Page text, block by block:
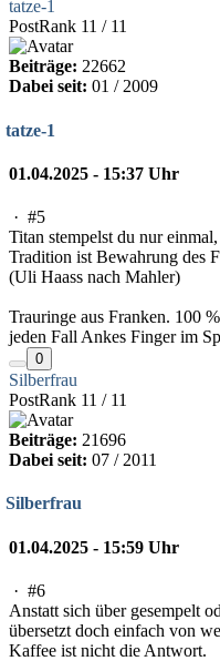
tatze-1
PostRank 11 / 11
Beiträge: 22662
Dabei seit: 01 / 2009
tatze-1
01.04.2025 - 15:37 Uhr
· #5
Titan stempelst du nur
Tradition ist Bewahrung des
(Uli Haass nach Mahler)
Trauringe aus Franken. 100
jeden Fall Ankes Finger im
0
Silberfrau
PostRank 11 / 11
Beiträge: 21696
Dabei seit: 07 / 2011
Silberfrau
01.04.2025 - 15:59 Uhr
· #6
Anstatt sich über gesempelt
übersetzt doch einfach von
Kaffee ist nicht die Antwort.